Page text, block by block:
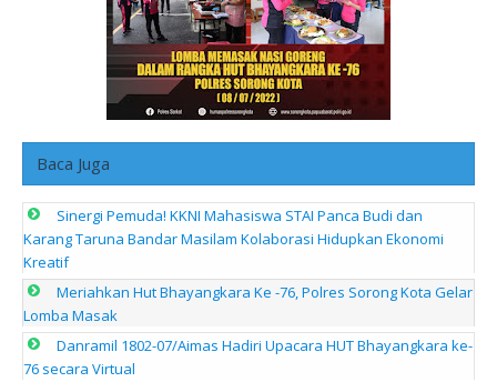
Baca Juga
Sinergi Pemuda! KKNI Mahasiswa STAI Panca Budi dan
Karang Taruna Bandar Masilam Kolaborasi Hidupkan Ekonomi
Kreatif
Meriahkan Hut Bhayangkara Ke -76, Polres Sorong Kota Gelar
Lomba Masak
Danramil 1802-07/Aimas Hadiri Upacara HUT Bhayangkara ke-
76 secara Virtual